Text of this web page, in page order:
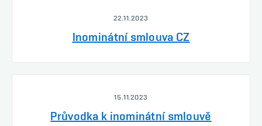
22.11.2023
Inominátní smlouva CZ
15.11.2023
Průvodka k inominátní smlouvě